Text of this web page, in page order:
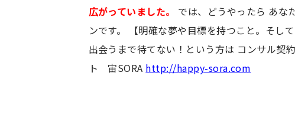
広がっていました。
では、どうやったら あな
ンです。 【明確な夢や目標を持つこと。そし
出会うまで待てない！という方は コンサル契
ト 宙SORA http://happy-sora.com